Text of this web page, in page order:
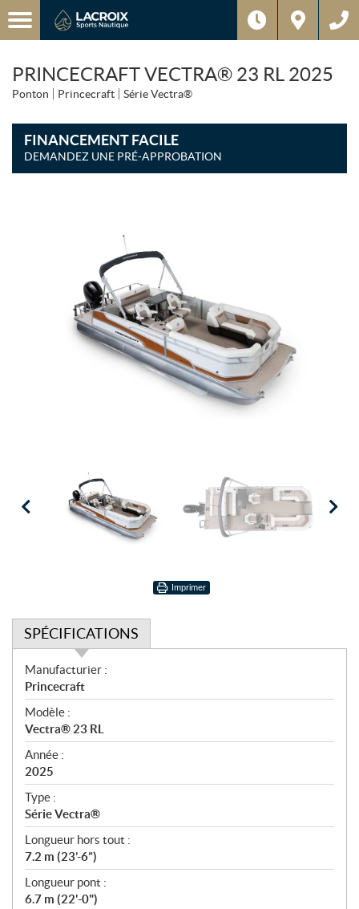
PRINCECRAFT VECTRA® 23 RL 2025
Ponton Princecraft Série Vectra®
FINANCEMENT FACILE
DEMANDEZ UNE PRÉ-APPROBATION
Imprimer
SPÉCIFICATIONS
S
p
é
c
i
f
i
c
a
t
i
o
n
s
Manufacturier :
Princecraft
Modèle :
Vectra® 23 RL
Année :
2025
Type :
Série Vectra®
Longueur hors tout :
7.2 m (23’-6”)
Longueur pont :
6.7 m (22'-0")